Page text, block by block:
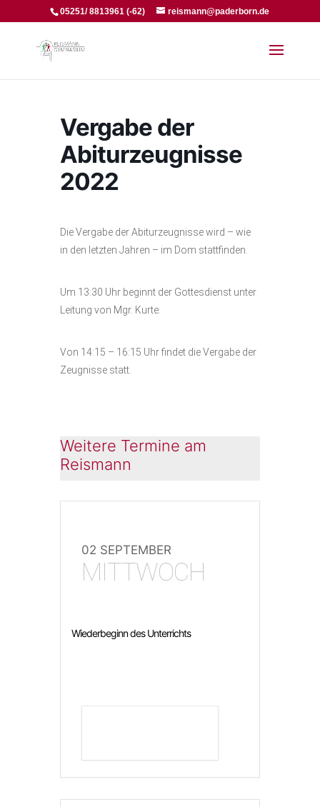
05251/ 8813961 (-62) reismann@paderborn.de
Vergabe der
Abiturzeugnisse
2022
Die Vergabe der Abiturzeugnisse wird – wie
in den letzten Jahren – im Dom stattfinden.
Um 13:30 Uhr beginnt der Gottesdienst unter
Leitung von Mgr. Kurte.
Von 14:15 – 16:15 Uhr findet die Vergabe der
Zeugnisse statt.
Weitere Termine am
Reismann
02 SEPTEMBER
MITTWOCH
Wiederbeginn des Unterrichts